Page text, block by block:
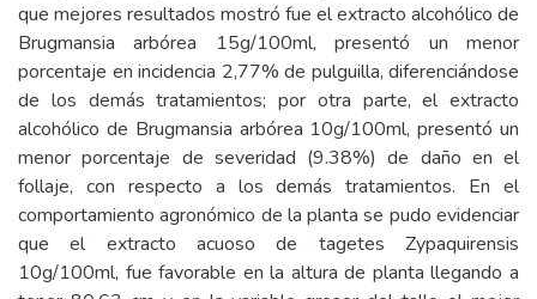
que mejores resultados mostró fue el extracto alcohólico de
Brugmansia arbórea 15g/100ml, presentó un menor
porcentaje en incidencia 2,77% de pulguilla, diferenciándose
de los demás tratamientos; por otra parte, el extracto
alcohólico de Brugmansia arbórea 10g/100ml, presentó un
menor porcentaje de severidad (9.38%) de daño en el
follaje, con respecto a los demás tratamientos. En el
comportamiento agronómico de la planta se pudo evidenciar
que el extracto acuoso de tagetes Zypaquirensis
10g/100ml, fue favorable en la altura de planta llegando a